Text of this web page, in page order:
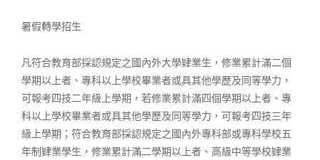
暑假轉學招生
凡符合教育部採認規定之國內外大學肄業生，修業累計滿二個
學期以上者、專科以上學校畢業者或具其他學歷及同等學力，
可報考四技二年級上學期，若修業累計滿四個學期以上者、專
科以上學校畢業者或具其他學歷及同等學力，可報考四技三年
級上學期；符合教育部採認規定之國內外專科部或專科學校五
年制肄業學生，修業累計滿二學期以上者、高級中等學校肄業